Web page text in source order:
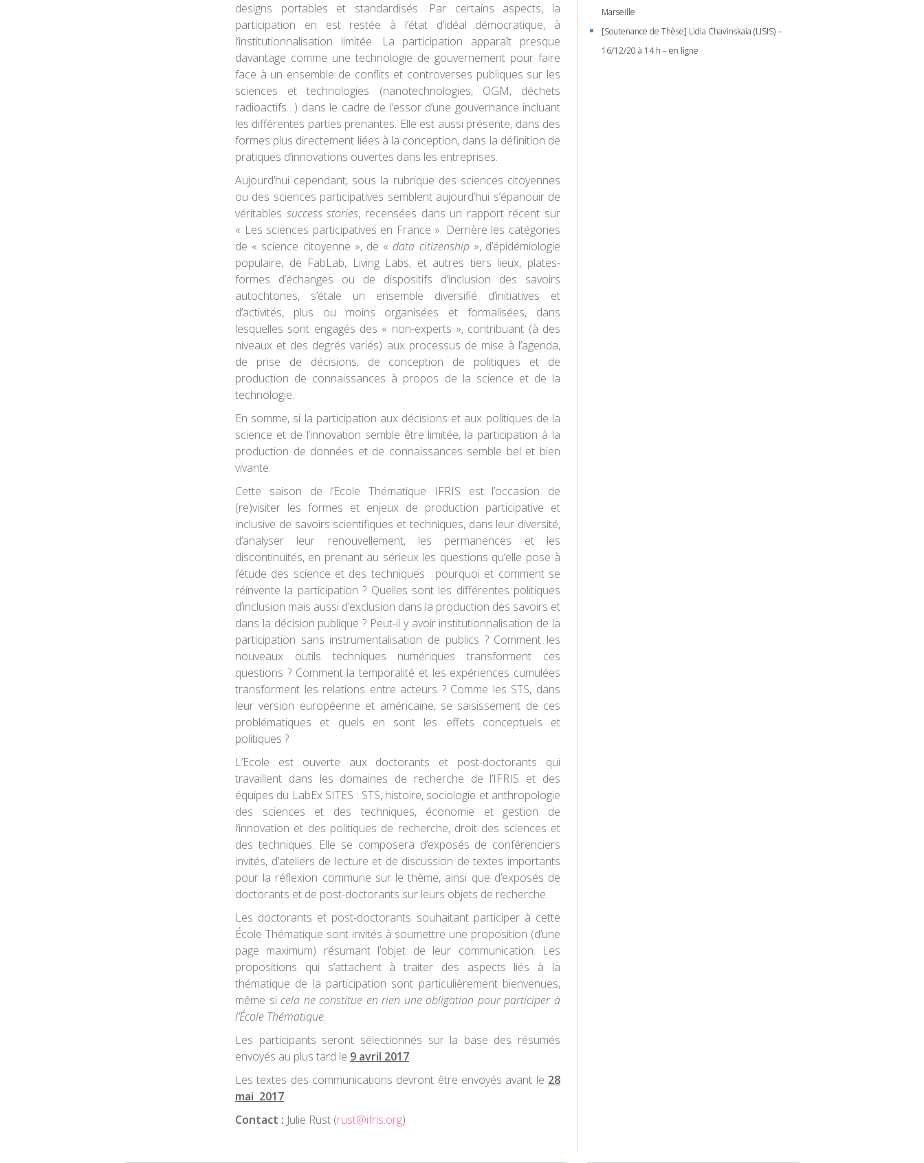
designs portables et standardisés. Par certains aspects, la
participation en est restée à l’état d’idéal démocratique, à
l’institutionnalisation limitée. La participation apparaît presque
davantage comme une technologie de gouvernement pour faire
face à un ensemble de conflits et controverses publiques sur les
sciences et technologies (nanotechnologies, OGM, déchets
radioactifs…) dans le cadre de l’essor d’une gouvernance incluant
les différentes parties prenantes. Elle est aussi présente, dans des
formes plus directement liées à la conception, dans la définition de
pratiques d’innovations ouvertes dans les entreprises.
Aujourd’hui cependant, sous la rubrique des sciences citoyennes
ou des sciences participatives semblent aujourd’hui s’épanouir de
véritables success stories, recensées dans un rapport récent sur
« Les sciences participatives en France ». Derrière les catégories
de « science citoyenne », de «data citizenship», d’épidémiologie
populaire, de FabLab, Living Labs, et autres tiers lieux, plates-
formes d’échanges ou de dispositifs d’inclusion des savoirs
autochtones, s’étale un ensemble diversifié d’initiatives et
d’activités, plus ou moins organisées et formalisées, dans
lesquelles sont engagés des « non-experts », contribuant (à des
niveaux et des degrés variés) aux processus de mise à l’agenda,
de prise de décisions, de conception de politiques et de
production de connaissances à propos de la science et de la
technologie.
En somme, si la participation aux décisions et aux politiques de la
science et de l’innovation semble être limitée, la participation à la
production de données et de connaissances semble bel et bien
vivante.
Cette saison de l’Ecole Thématique IFRIS est l’occasion de
(re)visiter les formes et enjeux de production participative et
inclusive de savoirs scientifiques et techniques, dans leur diversité,
d’analyser leur renouvellement, les permanences et les
discontinuités, en prenant au sérieux les questions qu’elle pose à
l’étude des science et des techniques : pourquoi et comment se
réinvente la participation ? Quelles sont les différentes politiques
d’inclusion mais aussi d’exclusion dans la production des savoirs et
dans la décision publique ? Peut-il y avoir institutionnalisation de la
participation sans instrumentalisation de publics ? Comment les
nouveaux outils techniques numériques transforment ces
questions ? Comment la temporalité et les expériences cumulées
transforment les relations entre acteurs ? Comme les STS, dans
leur version européenne et américaine, se saisissement de ces
problématiques et quels en sont les effets conceptuels et
politiques ?
L’Ecole est ouverte aux doctorants et post-doctorants qui
travaillent dans les domaines de recherche de l’IFRIS et des
équipes du LabEx SITES : STS, histoire, sociologie et anthropologie
des sciences et des techniques, économie et gestion de
l’innovation et des politiques de recherche, droit des sciences et
des techniques. Elle se composera d’exposés de conférenciers
invités, d’ateliers de lecture et de discussion de textes importants
pour la réflexion commune sur le thème, ainsi que d’exposés de
doctorants et de post-doctorants sur leurs objets de recherche.
Les doctorants et post-doctorants souhaitant participer à cette
École Thématique sont invités à soumettre une proposition (d’une
page maximum) résumant l’objet de leur communication. Les
propositions qui s’attachent à traiter des aspects liés à la
thématique de la participation sont particulièrement bienvenues,
même si cela ne constitue en rien une obligation pour participer à
l’École Thématique.
Les participants seront sélectionnés sur la base des résumés
envoyés au plus tard le 9 avril 2017.
Les textes des communications devront être envoyés avant le 28
mai 2017.
Contact : Julie Rust (rust@ifris.org)
Marseille
[Soutenance de Thèse] Lidia Chavinskaia (LISIS) –
16/12/20 à 14 h – en ligne